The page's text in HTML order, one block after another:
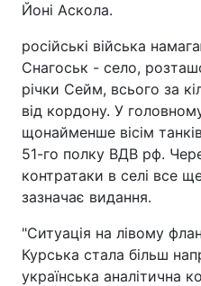
Йоні Аскола.
російські війська
Снагоськ - село,
річки Сейм, всього за
від кордону. У
щонайменше вісім
51-го полку ВДВ рф.
контратаки в селі все
зазначає видання.
"Ситуація на лівому
Курська стала більш
українська аналітична